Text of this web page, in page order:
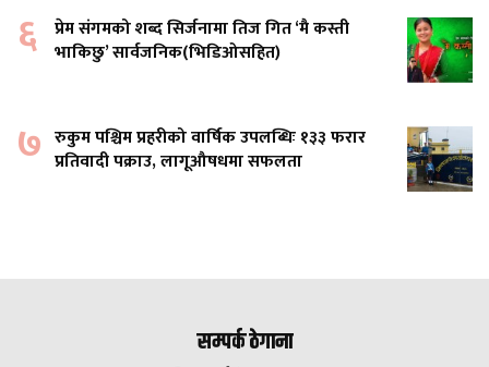
६ प्रेम संगमको शब्द सिर्जनामा तिज गित ‘मै कस्ती
भाकिछु’ सार्वजनिक(भिडिओसहित)
७ रुकुम पश्चिम प्रहरीको वार्षिक उपलब्धिः १३३ फरार
प्रतिवादी पक्राउ, लागूऔषधमा सफलता
सम्पर्क ठेगाना